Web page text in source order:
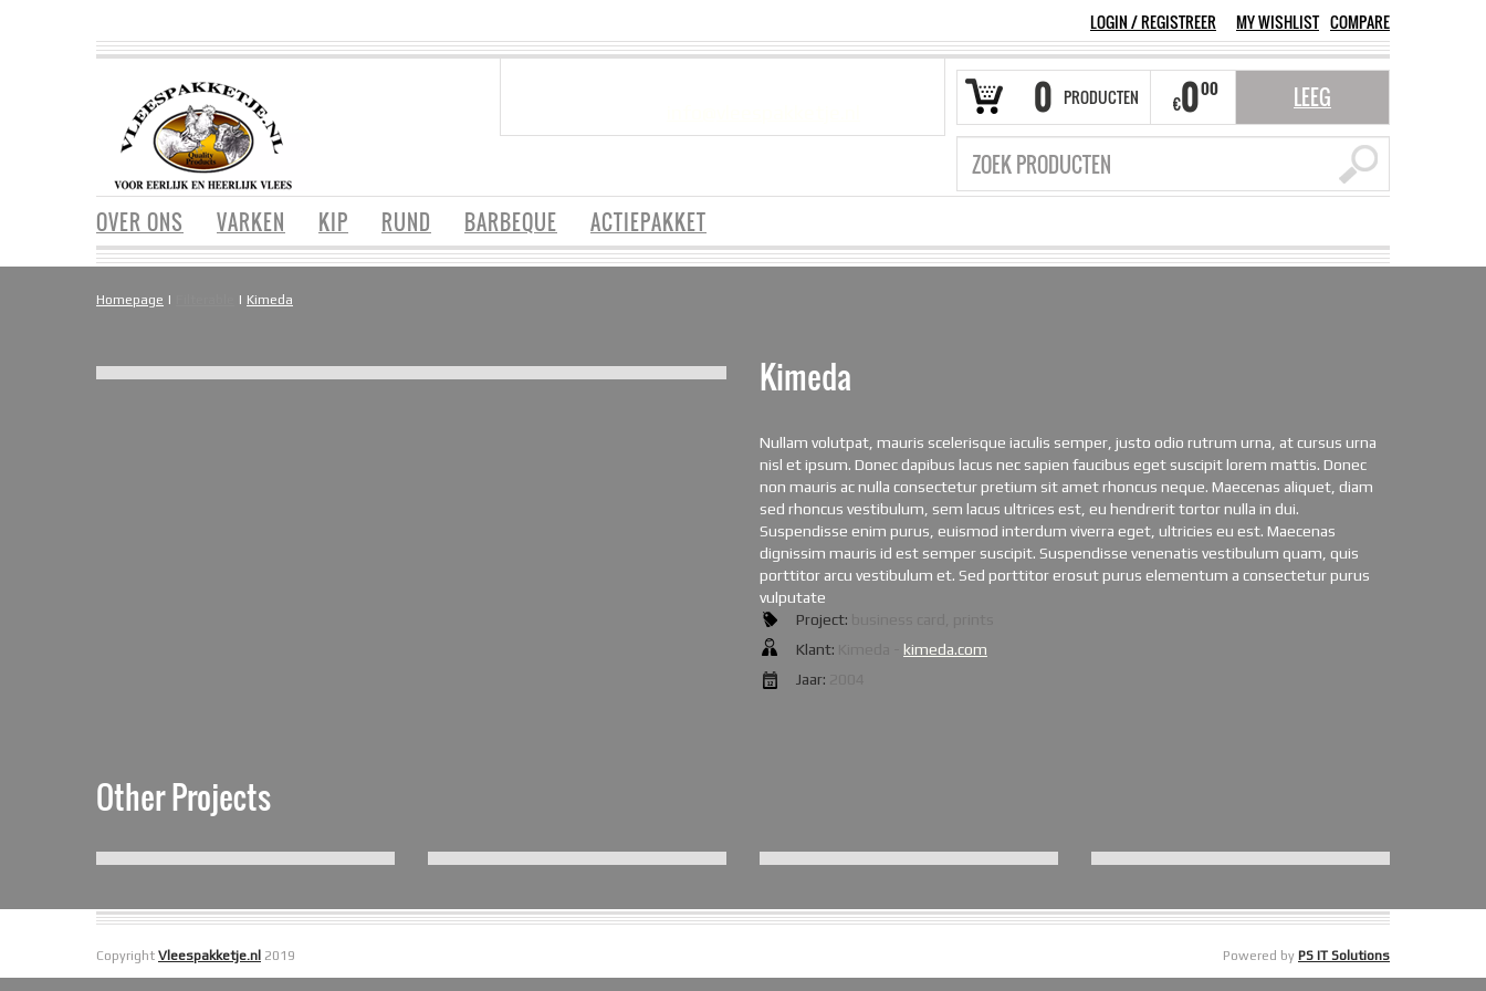
LOGIN/REGISTREER MY WISHLIST COMPARE
0 PRODUCTEN €000 LEEG
OVER ONS VARKEN KIP RUND BARBEQUE ACTIEPAKKET
Homepage | | Kimeda
Kimeda
Nullam volutpat, mauris scelerisque iaculis semper, justo odio rutrum urna, at cursus urna
nisl et ipsum. Donec dapibus lacus nec sapien faucibus eget suscipit lorem mattis. Donec
non mauris ac nulla consectetur pretium sit amet rhoncus neque. Maecenas aliquet, diam
sed rhoncus vestibulum, sem lacus ultrices est, eu hendrerit tortor nulla in dui.
Suspendisse enim purus, euismod interdum viverra eget, ultricies eu est. Maecenas
dignissim mauris id est semper suscipit. Suspendisse venenatis vestibulum quam, quis
porttitor arcu vestibulum et. Sed porttitor erosut purus elementum a consectetur purus
vulputate
Project:
Klant:
kimeda.com
Jaar:
Other Projects
Copyright Vleespakketje.nl 2019 Powered by PS IT Solutions